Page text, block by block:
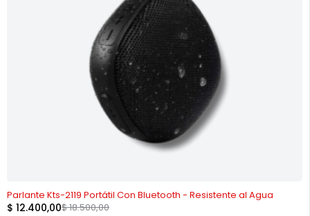
-33%
Parlante Kts-2119 Portátil Con Bluetooth - Resistente al Agua
$18.500,00
$ 12.400,00